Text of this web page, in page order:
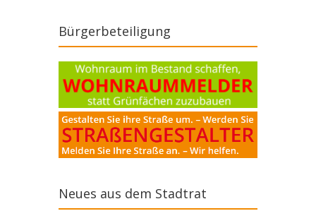
Bürgerbeteiligung
Neues aus dem Stadtrat